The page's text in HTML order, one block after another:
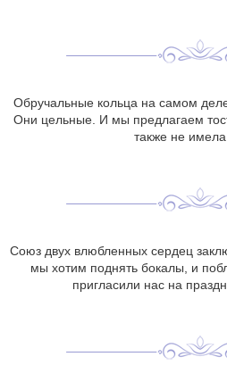
Обручальные кольца на самом
Они цельные. И мы предлагаем
также не имела
Союз двух влюбленных сердец
мы хотим поднять бокалы, и
пригласили нас на